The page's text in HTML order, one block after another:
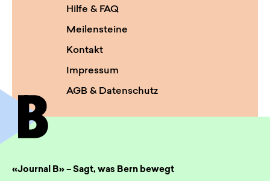
Hilfe & FAQ
Meilensteine
Kontakt
Impressum
AGB & Datenschutz
«Journal B» – Sagt, was Bern bewegt